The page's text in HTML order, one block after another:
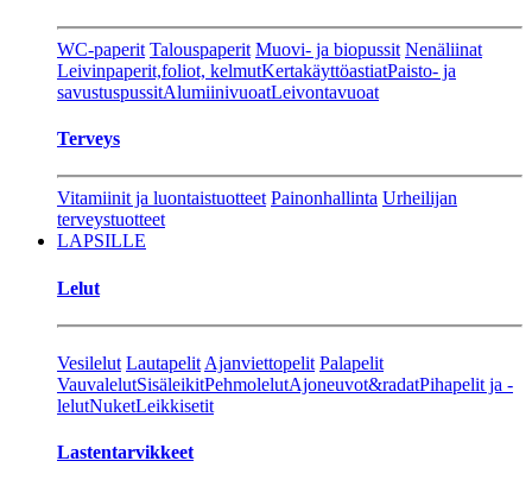
WC-paperit Talouspaperit Muovi- ja biopussit Nenäliinat
Leivinpaperit,foliot, kelmutKertakäyttöastiatPaisto- ja
savustuspussitAlumiinivuoatLeivontavuoat
Terveys
Vitamiinit ja luontaistuotteet Painonhallinta Urheilijan
terveystuotteet
LAPSILLE
Lelut
Vesilelut Lautapelit Ajanviettopelit Palapelit
VauvalelutSisäleikitPehmolelutAjoneuvot&radatPihapelit ja -
lelutNuketLeikkisetit
Lastentarvikkeet